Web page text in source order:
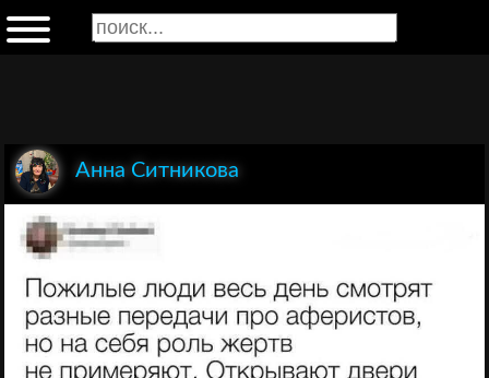
Анна Ситникова